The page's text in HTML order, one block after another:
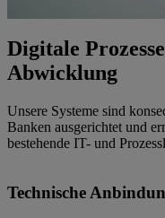
Digitale
Abwicklung
Unsere Systeme sind
Banken ausgerichtet und
bestehende IT- und
Technische